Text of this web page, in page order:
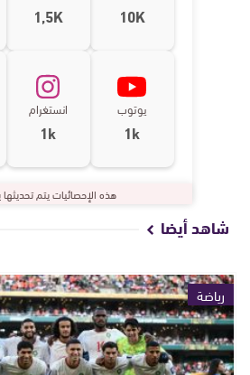
10K
1,5K
يوتوب
1k
انستغرام
1k
هذه الإحصائيات يتم تحديثها
شاهد أيضا
رياضة